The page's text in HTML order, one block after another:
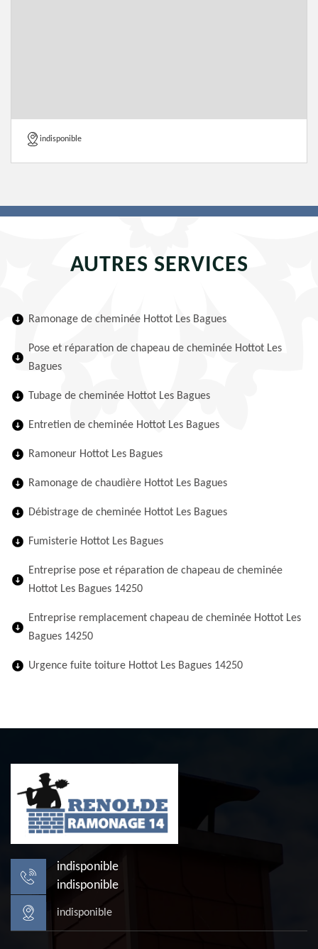
indisponible
AUTRES SERVICES
Ramonage de cheminée Hottot Les Bagues
Pose et réparation de chapeau de cheminée Hottot Les
Bagues
Tubage de cheminée Hottot Les Bagues
Entretien de cheminée Hottot Les Bagues
Ramoneur Hottot Les Bagues
Ramonage de chaudière Hottot Les Bagues
Débistrage de cheminée Hottot Les Bagues
Fumisterie Hottot Les Bagues
Entreprise pose et réparation de chapeau de cheminée
Hottot Les Bagues 14250
Entreprise remplacement chapeau de cheminée Hottot Les
Bagues 14250
Urgence fuite toiture Hottot Les Bagues 14250
indisponible
indisponible
indisponible